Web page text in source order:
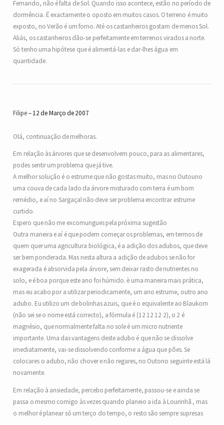
Fernando, não é falta de Sol. Quando isso acontece, estão no período de
dormência. É exactamente o oposto em muitos casos. O terreno é muito
exposto, no Verão é um forno. Até os castanheiros gostam de menos Sol.
Aliás, os castanheiros dão-se perfeitamente em terrenos virados a norte.
Só tenho uma hipótese que é alimentá-las e dar-lhes água em
quantidade.
Filipe 12 de Março de 2007
Olá, continuação de melhoras.
Em relação às árvores que se desenvolvem pouco, para as alimentares,
podes sentir um problema que já tive.
A melhor solução é o estrume que não gostas muito, mas no Outouno
uma couva de cada lado da árvore misturado com terra é um bom
remédio, e aí no Sargaçal não deve ser problema encontrar estrume
curtido.
Espero que não me excomungues pela próxima sugestão
Outra maneira e aí é que podem começar os problemas, em termos de
quem quer uma agricultura biológica, é a adição dos adubos, que deve
ser bem ponderada. Mas nesta altura a adição de adubos se não for
exagerada é absorvida pela árvore, sem deixar rasto de nutrientes no
solo, e é boa porque este ano foi húmido. è uma maneira mais prática,
mas eu acabo por a utilizar periodicamente, um ano estrume, outro ano
adubo. Eu utilizo um de bolinhas azuis, que é o equivalente ao Blaukorn
(não sei se o nome está correcto), a fórmula é (12 12 12 2), o 2 é
magnésio, que normalmente falta no sole é um micro nutriente
importante. Uma das vantagens deste adubo é que não se dissolve
imediatamente, vai-se dissolvendo conforme a água que pões. Se
colocares o adubo, não chover e não regares, no Outono seguinte está lá
novamente.
Em relação à ansiedade, percebo perfeitamente, passou-se e ainda se
passa o mesmo comigo às vezes quando planeio a ida à Lourinhã , mas
o melhor é planear só um terço do tempo, o resto são sempre supresas